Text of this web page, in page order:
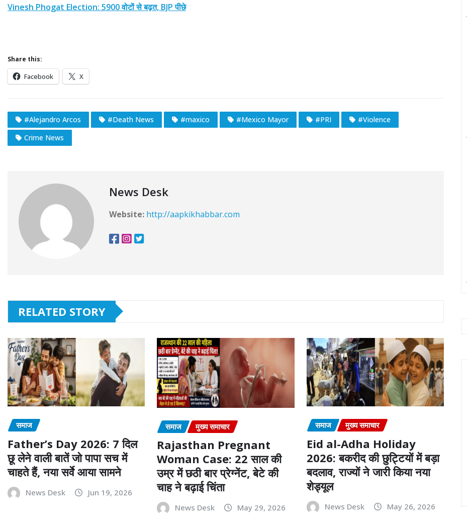
Vinesh Phogat Election: 5900 वोटों से बढ़त, BJP पीछे
Share this:
Facebook X
#Alejandro Arcos #Death News #maxico #Mexico Mayor #PRI
#Violence
Crime News
News Desk
Website: http://aapkikhabbar.com
RELATED STORY
समाज
Father’s Day 2026: 7 दिल
छू लेने वाली बातें जो पापा सच में
चाहते हैं, नया सर्वे आया सामने
News Desk Jun 19, 2026
समाज मुख्य समाचार
Rajasthan Pregnant
Woman Case: 22 साल की
उम्र में छठी बार प्रेग्नेंट, बेटे की
चाह ने बढ़ाई चिंता
News Desk May 29, 2026
समाज मुख्य समाचार
Eid al-Adha Holiday
2026: बकरीद की छुट्टियों में बड़ा
बदलाव, राज्यों ने जारी किया नया
शेड्यूल
News Desk May 26, 2026